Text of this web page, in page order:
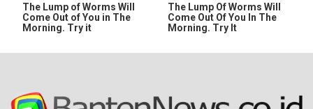
The Lump of Worms Will
Come Out of You in The
Morning. Try it
The Lump Of Worms Will
Come Out Of You In The
Morning. Try It